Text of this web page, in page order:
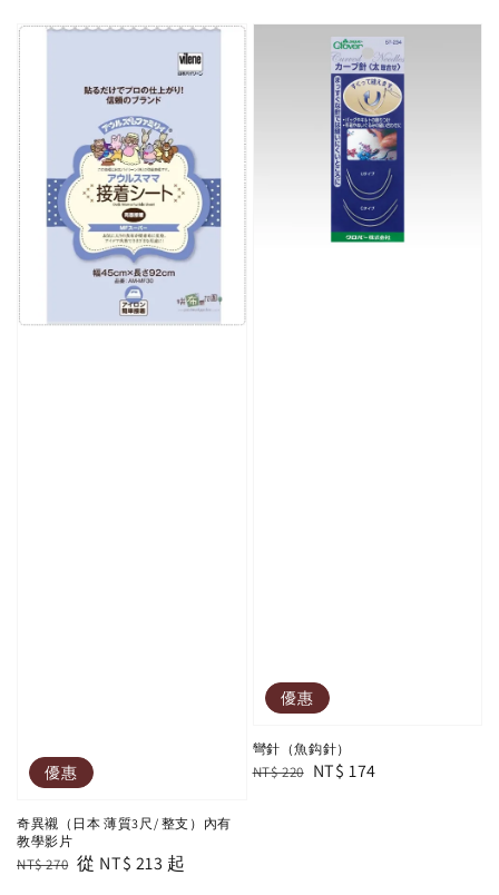
優惠
奇異襯（日本 薄質3尺/ 整支）內有
教學影片
Regular
NT$ 270 Sale
從 NT$ 213 起
優惠
彎針（魚鈎針）
Regular
NT$ 220 Sale
NT$ 174